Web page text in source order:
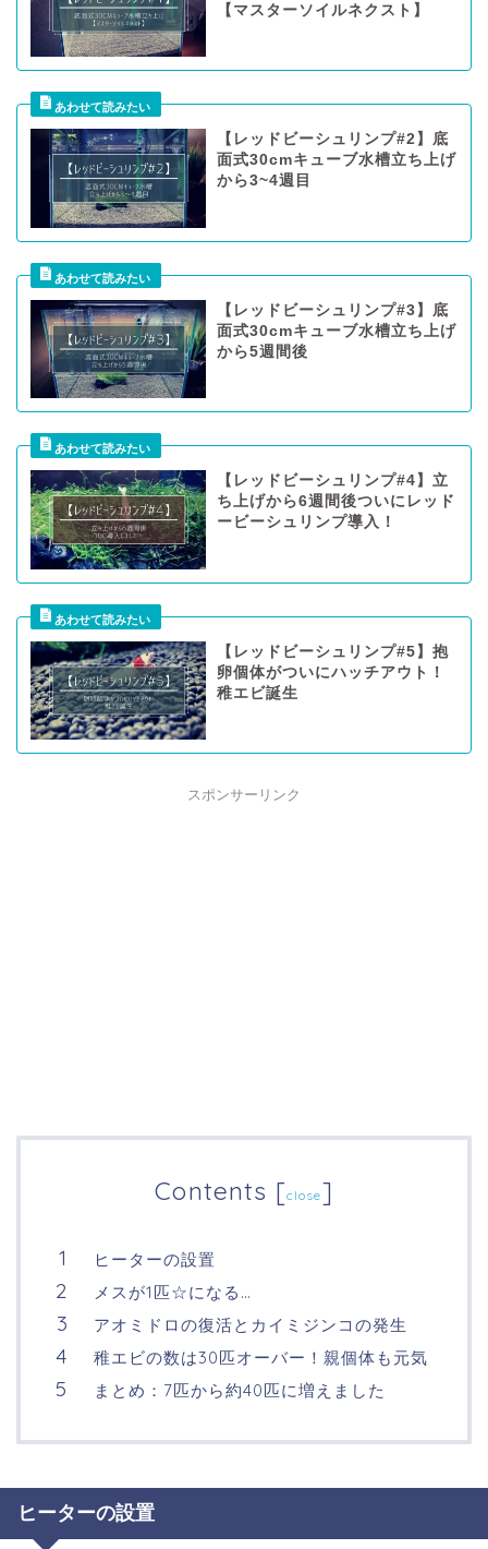
【マスターソイルネクスト】
【レッドビーシュリンプ#2】底
面式30cmキューブ水槽立ち上げ
から3~4週目
【レッドビーシュリンプ#3】底
面式30cmキューブ水槽立ち上げ
から5週間後
【レッドビーシュリンプ#4】立
ち上げから6週間後ついにレッド
ービーシュリンプ導入！
【レッドビーシュリンプ#5】抱
卵個体がついにハッチアウト！
稚エビ誕生
スポンサーリンク
Contents [close]
ヒーターの設置
メスが1匹☆になる…
アオミドロの復活とカイミジンコの発生
稚エビの数は30匹オーバー！親個体も元気
まとめ：7匹から約40匹に増えました
ヒーターの設置